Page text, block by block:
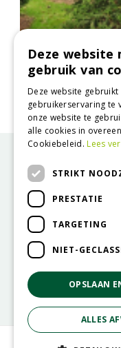
Onze
Ontvang ongeveer
We slaan uw
Voornaam
Deze website
gebruik van
Deze website
gebruikerservaring te
onze website te
alle cookies in
Cookiebeleid.Lees
STRIKT
PRESTATIE
TARGETING
NIET-
OPSLAAN
ALLES